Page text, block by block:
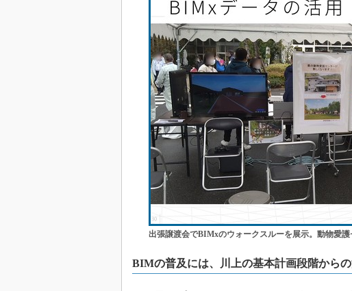
出張譲渡会でBIMxのウォークスルーを展示。動物愛
BIMの普及には、川上の基本計画段階から